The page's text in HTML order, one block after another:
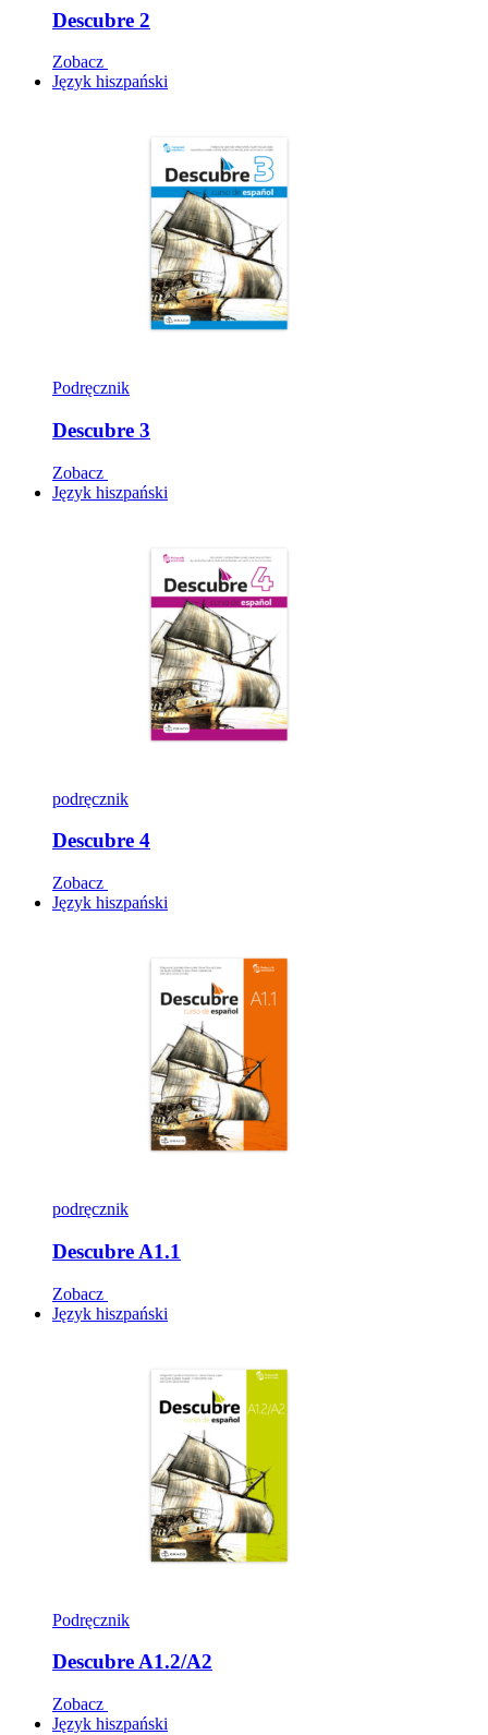
Descubre 2
Zobacz
Język hiszpański
Podręcznik
Descubre 3
Zobacz
Język hiszpański
podręcznik
Descubre 4
Zobacz
Język hiszpański
podręcznik
Descubre A1.1
Zobacz
Język hiszpański
Podręcznik
Descubre A1.2/A2
Zobacz
Język hiszpański